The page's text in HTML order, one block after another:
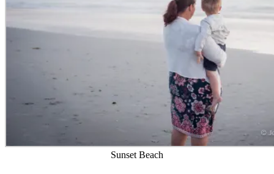
Sunset Beach